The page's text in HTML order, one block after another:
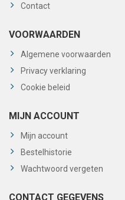
Contact
VOORWAARDEN
Algemene voorwaarden
Privacy verklaring
Cookie beleid
MIJN ACCOUNT
Mijn account
Bestelhistorie
Wachtwoord vergeten
CONTACT GEGEVENS